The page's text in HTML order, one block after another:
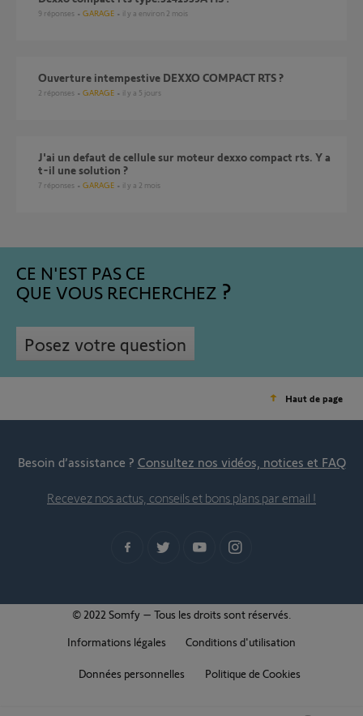
9 réponses GARAGE il y a environ 2 mois
Ouverture intempestive DEXXO COMPACT RTS ?
2 réponses GARAGE il y a 5 jours
J'ai un defaut de cellule sur moteur dexxo compact rts. Y a
t-il une solution ?
7 réponses GARAGE il y a 2 mois
CE N'EST PAS CE
QUE VOUS RECHERCHEZ
Posez votre question
Haut de page
Besoin d’assistance ? Consultez nos vidéos, notices et FAQ
Recevez nos actus, conseils et bons plans par email !
© 2022 Somfy – Tous les droits sont réservés.
Informations légales
Conditions d'utilisation
Données personnelles Politique de Cookies